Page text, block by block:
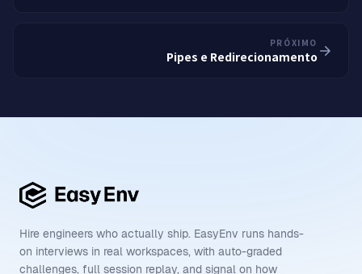
PRÓXIMO
Pipes e Redirecionamento
Hire engineers who actually ship. EasyEnv runs hands-
on interviews in real workspaces, with auto-graded
challenges, full session replay, and signal on how